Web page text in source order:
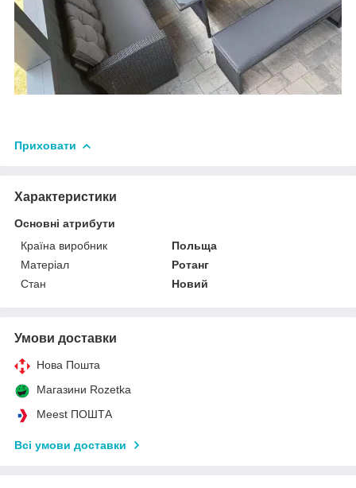
Приховати
Характеристики
Основні атрибути
Країна виробник
Польща
Матеріал
Ротанг
Стан
Новий
Умови доставки
Нова Пошта
Магазини Rozetka
Meest ПОШТА
Всі умови доставки